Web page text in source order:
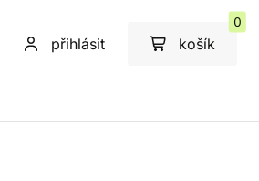
přihlásit košík
0